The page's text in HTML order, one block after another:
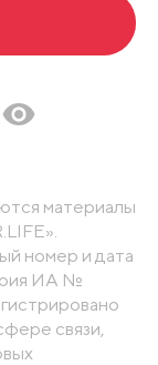
материалы
номер и дата
ИА №
связи,